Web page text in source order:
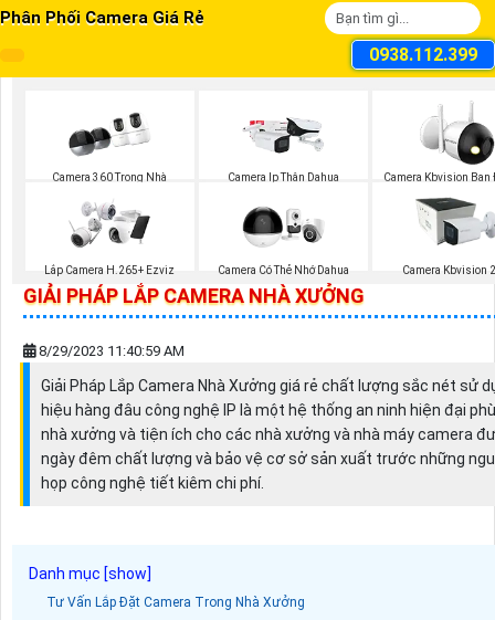
Phân Phối Camera Giá Rẻ
0938.112.399
Camera 360 Trong Nhà Camera Ip Thân Dahua
Camera Kbvision Ban
Màu
Lắp Camera H.265+ Ezviz Camera Có Thẻ Nhớ Dahua Camera Kbvision
GIẢI PHÁP LẮP CAMERA NHÀ XƯỞNG
8/29/2023 11:40:59 AM
Giải Pháp Lắp Camera Nhà Xưởng giá rẻ chất lượng sắc nét sử
hiệu hàng đâu công nghệ IP là một hệ thống an ninh hiện đại
nhà xưởng và tiện ích cho các nhà xưởng và nhà máy camera
ngày đêm chất lượng và bảo vệ cơ sở sản xuất trước những
họp công nghệ tiết kiêm chi phí.
Tư Vấn Lắp Đặt Camera Trong Nhà Xưởng